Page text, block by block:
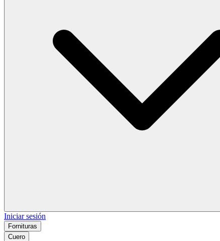
Iniciar sesión
Fornituras
Cuero